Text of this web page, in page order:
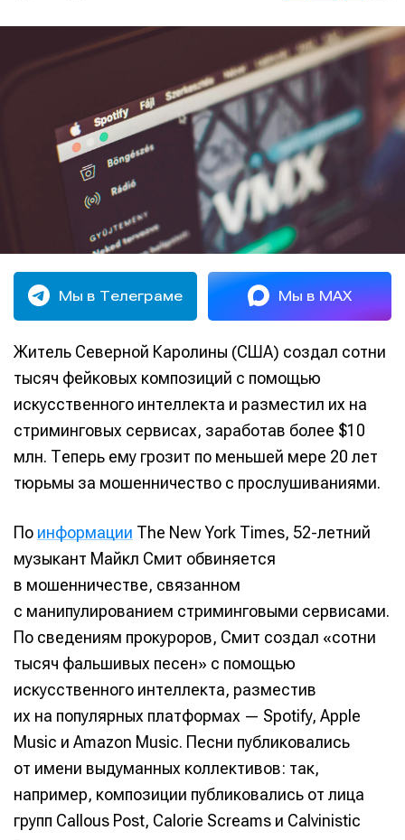
Мы в Телеграме Мы в MAX
Житель Северной Каролины (США) создал сотни
тысяч фейковых композиций с помощью
искусственного интеллекта и разместил их на
стриминговых сервисах, заработав более $10
млн. Теперь ему грозит по меньшей мере 20 лет
тюрьмы за мошенничество с прослушиваниями.
По информации The New York Times, 52-летний
музыкант Майкл Смит обвиняется
в мошенничестве, связанном
с манипулированием стриминговыми сервисами.
По сведениям прокуроров, Смит создал «сотни
тысяч фальшивых песен» с помощью
искусственного интеллекта, разместив
их на популярных платформах — Spotify, Apple
Music и Amazon Music. Песни публиковались
от имени выдуманных коллективов: так,
например, композиции публиковались от лица
групп Callous Post, Calorie Screams и Calvinistic